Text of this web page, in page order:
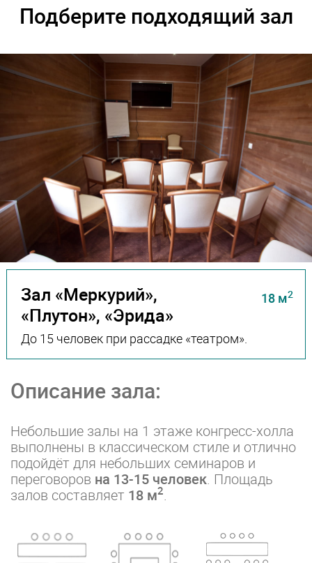
Подберите подходящий зал
Зал «Меркурий»,
«Плутон», «Эрида»
18 м2
До 15 человек при рассадке «театром».
Описание зала:
Небольшие залы на 1 этаже конгресс-холла
выполнены в классическом стиле и отлично
подойдёт для небольших семинаров и
переговоров на 13-15 человек. Площадь
залов составляет 18 м2.